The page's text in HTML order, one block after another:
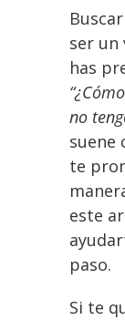
ser un
has
no
suene
te
este
paso.
Si te